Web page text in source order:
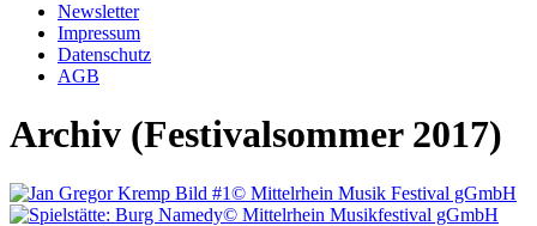
Newsletter
Impressum
Datenschutz
AGB
Archiv (Festivalsommer 2017)
© Mittelrhein Musik Festival gGmbH
© Mittelrhein Musikfestival gGmbH